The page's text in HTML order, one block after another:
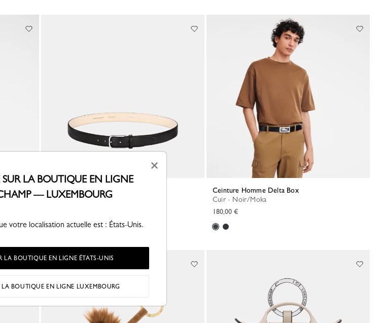
Ceinture Homme Longchamp Business
Cuir - Noir
Ceinture Homme Delta Box
Cuir - Noir/Moka
180,00 €
×
SUR LA BOUTIQUE EN LIGNE
— LUXEMBOURG
votre localisation actuelle est : États-Unis.
LA BOUTIQUE EN LIGNE ÉTATS-UNIS
LA BOUTIQUE EN LIGNE LUXEMBOURG